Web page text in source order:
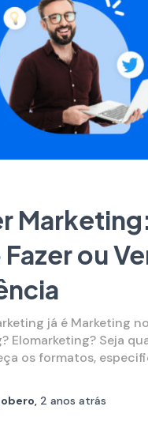
ou
já é Marketing
Elomarketing? Seja
os formatos,
, 2 anos atrás